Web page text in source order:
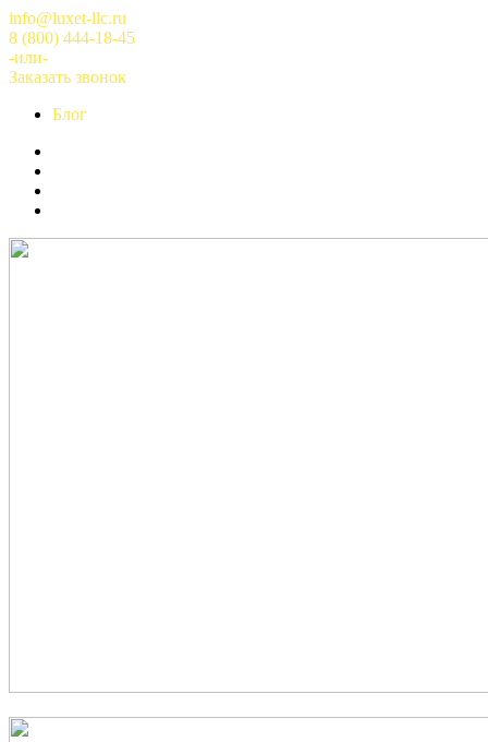
Перейти
к
содержимому
info@luxet-llc.ru
8 (800) 444-18-45
-или-
Заказать звонок
Блог